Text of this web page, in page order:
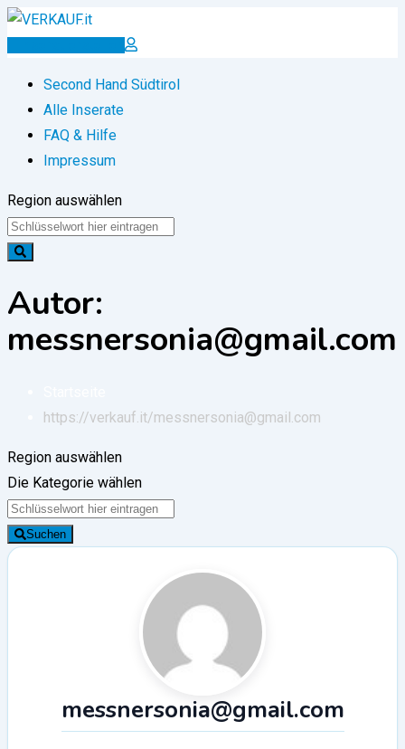
Zum
Inserat erstellen
Second Hand Südtirol
Alle Inserate
FAQ & Hilfe
Impressum
Region auswählen
Autor:
messnersonia@gmail.com
https://verkauf.it/messnersonia@gmail.com
Region auswählen
Die Kategorie wählen
Suchen
messnersonia@gmail.com